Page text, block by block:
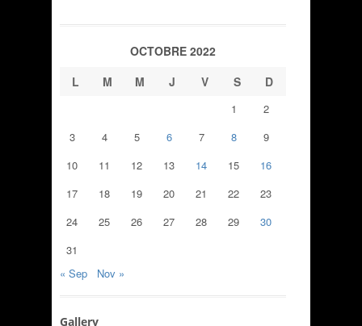
OCTOBRE 2022
L
M M J V S D
1
2
3
4 5 6 7 8
9
10
11 12 13 14 15
16
17
18 19 20 21 22
23
24
25 26 27 28 29
30
31
« Sep
Nov »
Gallery